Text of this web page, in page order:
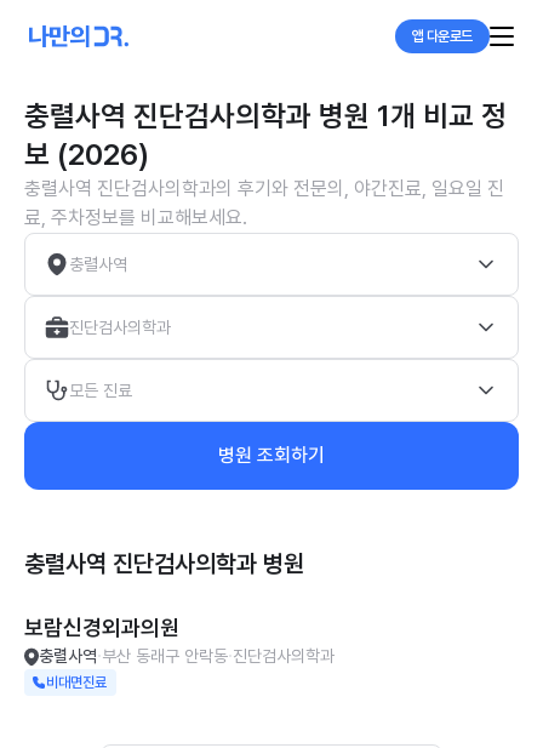
앱 다운로드
충렬사역 진단검사의학과 병원 1개 비교 정
보 (2026)
충렬사역 진단검사의학과의 후기와 전문의, 야간진료, 일요일 진
료, 주차정보를 비교해보세요.
충렬사역
진단검사의학과
모든 진료
병원 조회하기
충렬사역 진단검사의학과 병원
보람신경외과의원
충렬사역 부산 동래구 안락동 진단검사의학과
비대면진료